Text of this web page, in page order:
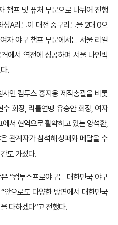
챔프 및 퓨처 부문으로 나뉘어 진행
A리틀이 대전 중구리틀을 2대 0으
자 야구 챔프 부문에서는 서울 리얼
에서 역전에 성공하며 서울 나인빅
.
인 컴투스 홍지웅 제작총괄을 비롯
회장, 리틀연맹 유승안 회장, 여자
서 현역으로 활약하고 있는 양석환,
관계자가 참석해 상패와 메달을 수
도 가졌다.
“컴투스프로야구는 대한민국 야구
앞으로도 다양한 방면에서 대한민국
다하겠다”고 전했다.